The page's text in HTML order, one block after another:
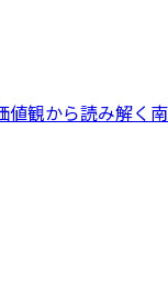
値観から読み解く